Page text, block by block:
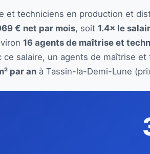
et techniciens en production et
€ net par mois, soit 1.4× le
16 agents de maîtrise et
ce salaire, un agents de maîtrise
par an à Tassin-la-Demi-Lune